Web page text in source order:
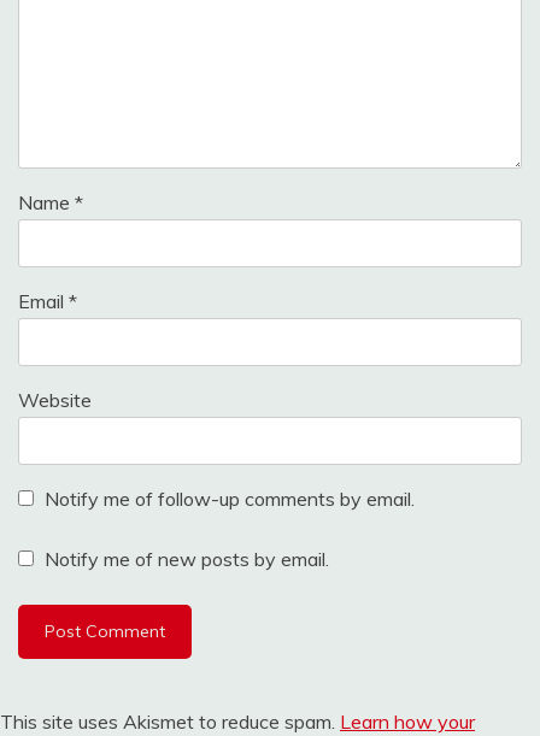
Name *
Email *
Website
Notify me of follow-up comments by email.
Notify me of new posts by email.
This site uses Akismet to reduce spam. Learn how your